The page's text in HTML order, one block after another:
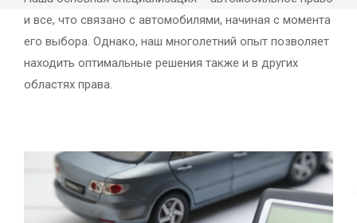
и все, что связано с автомобилями, начиная с момента
его выбора. Однако, наш многолетний опыт позволяет
находить оптимальные решения также и в других
областях права.